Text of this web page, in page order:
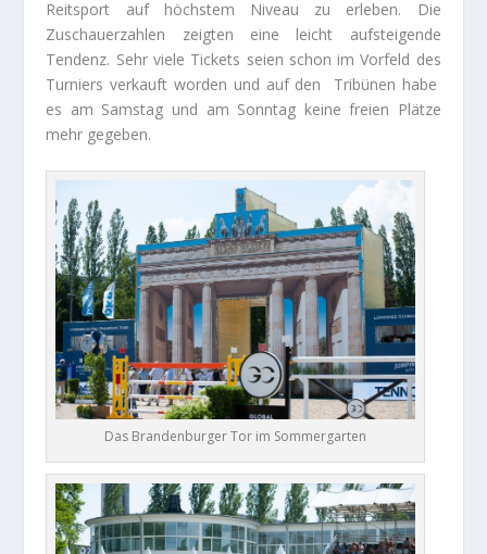
Reitsport auf höchstem Niveau zu erleben. Die
Zuschauerzahlen zeigten eine leicht aufsteigende
Tendenz. Sehr viele Tickets seien schon im Vorfeld des
Turniers verkauft worden und auf den Tribünen habe
es am Samstag und am Sonntag keine freien Plätze
mehr gegeben.
Das Brandenburger Tor im Sommergarten